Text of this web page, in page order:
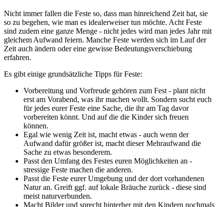
Nicht immer fallen die Feste so, dass man hinreichend Zeit hat, sie
so zu begehen, wie man es idealerweiser tun möchte. Acht Feste
sind zudem eine ganze Menge - nicht jedes wird man jedes Jahr mit
gleichem Aufwand feiern. Manche Feste werden sich im Lauf der
Zeit auch ändern oder eine gewisse Bedeutungsverschiebung
erfahren.
Es gibt einige grundsätzliche Tipps für Feste:
Vorbereitung und Vorfreude gehören zum Fest - plant nicht
erst am Vorabend, was ihr machen wollt. Sondern sucht euch
für jedes eurer Feste eine Sache, die ihr am Tag davor
vorbereiten könnt. Und auf die die Kinder sich freuen
können.
Egal wie wenig Zeit ist, macht etwas - auch wenn der
Aufwand dafür größer ist, macht dieser Mehraufwand die
Sache zu etwas besonderem.
Passt den Umfang des Festes euren Möglichkeiten an -
stressige Feste machen die anderen.
Passt die Feste eurer Umgebung und der dort vorhandenen
Natur an. Greift ggf. auf lokale Bräuche zurück - diese sind
meist naturverbunden.
Macht Bilder und sprecht hinterher mit den Kindern nochmals